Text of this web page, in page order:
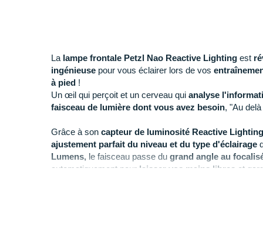
La lampe frontale Petzl Nao Reactive Lighting est
ingénieuse pour vous éclairer lors de vos
à pied !
Un œil qui perçoit et un cerveau qui analyse
faisceau de lumière dont vous avez besoin, "Au
Grâce à son capteur de luminosité Reactive Lighting
ajustement parfait du niveau et du type d'éclairage
Lumens, le faisceau passe du grand angle au
automatiquement pour laisser vos mains libres et